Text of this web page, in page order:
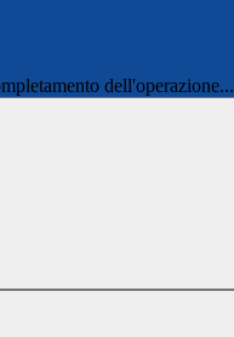
dell'operazione...